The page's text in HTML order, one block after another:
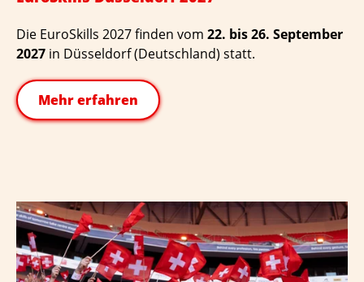
Die EuroSkills 2027 finden vom 22. bis 26. September
2027 in Düsseldorf (Deutschland) statt.
Mehr erfahren